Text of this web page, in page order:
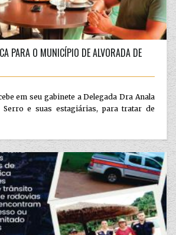
PARA O MUNICÍPIO DE ALVORADA DE
em seu gabinete a Delegada Dra Anala
e suas estagiárias, para tratar de